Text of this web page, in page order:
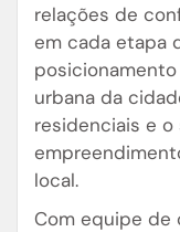
relações de
em cada etapa
urbana da
residenciais e
local.
Com equipe de